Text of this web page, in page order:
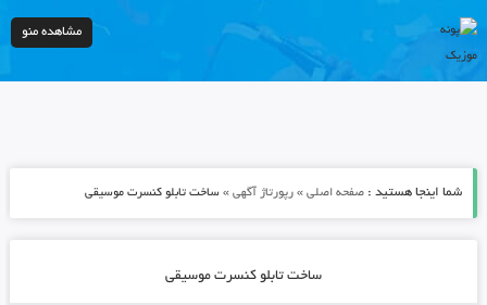
مشاهده منو
شما اینجا هستید : صفحه اصلی» رپورتاژ آگهی» ساخت تابلو کنسرت موسیقی
ساخت تابلو کنسرت موسیقی